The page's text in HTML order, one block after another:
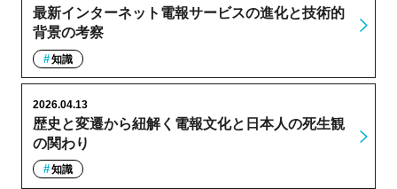
最新インターネット電報サービスの進化と技術的
背景の考察
知識
歴史と変遷から紐解く電報文化と日本人の死生観
の関わり
2026.04.13
知識